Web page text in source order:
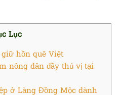
Lục
hồn quê Việt
nông dân đầy thú vị tại
ở Làng Đồng Mộc dành